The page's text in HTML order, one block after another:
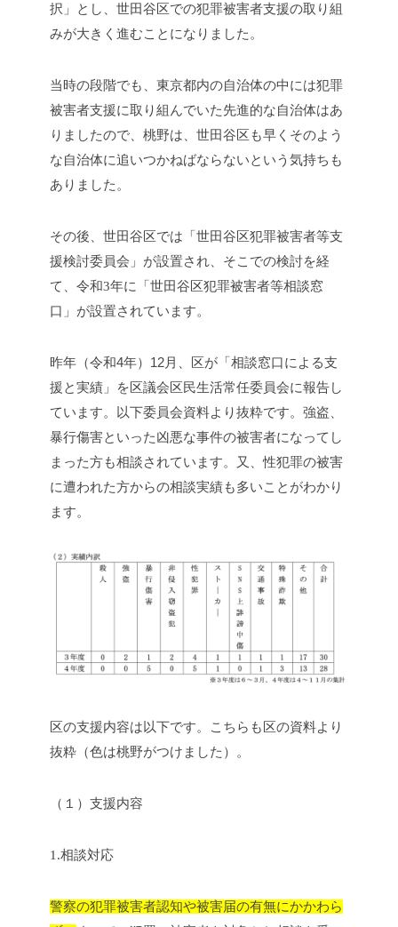
択」とし、世田谷区での犯罪被害者支援の取り組
みが大きく進むことになりました。
当時の段階でも、東京都内の自治体の中には犯罪
被害者支援に取り組んでいた先進的な自治体はあ
りましたので、桃野は、世田谷区も早くそのよう
な自治体に追いつかねばならないという気持ちも
ありました。
その後、世田谷区では 「世田谷区犯罪被害者等支
援検討委員会」が設置され、そこでの検討を経
て、令和3年に「 世田谷区犯罪被害者等相談窓
口」が設置されています。
昨年（令和4年）12月、区が「相談窓口による支
援と実績」を区議会区民生活常任委員会に報告し
ています。以下委員会資料より抜粋です。 強盗、
暴行傷害といった凶悪な事件の被害者になってし
まった方も相談されています。又、性犯罪の被害
に遭われた方からの相談実績も多いことがわかり
ます。
区の支援内容は以下です。こちらも区の資料より
抜粋（色は桃野がつけました）。
（１）支援内容
1.相談対応
警察の犯罪被害者認知や被害届の有無にかかわら